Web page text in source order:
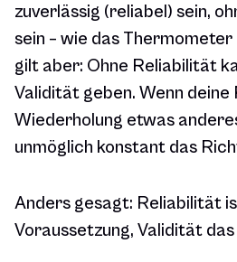
zuverlässig (reliabel) sein,
sein – wie das
gilt aber: Ohne Reliabilität
Validität geben. Wenn
Wiederholung etwas
unmöglich konstant das
Anders gesagt: Reliabilität
Voraussetzung, Validität